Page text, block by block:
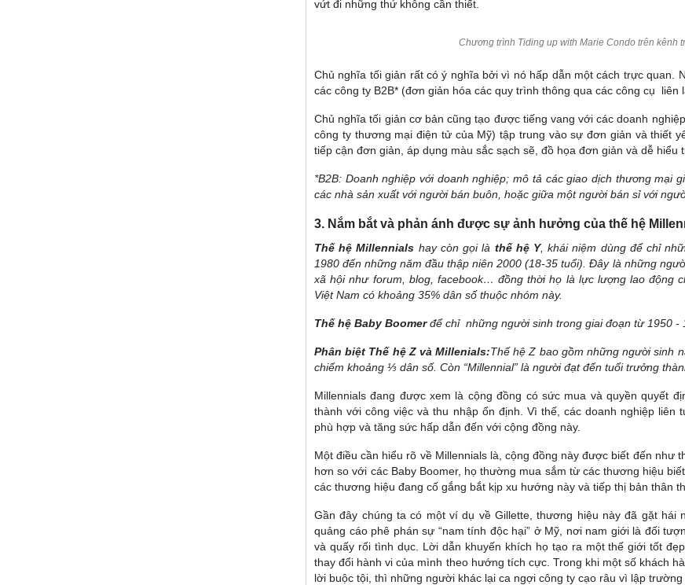
vứt đi những thứ không cần thiết.
Chương trình Tiding up with Marie Condo trên kênh
Chủ nghĩa tối giản rất có ý nghĩa bởi vì nó hấp dẫn một cách trực quan.
các công ty B2B* (đơn giản hóa các quy trình thông qua các công cụ liên
Chủ nghĩa tối giản cơ bản cũng tạo được tiếng vang với các doanh
công ty thương mại điện tử của Mỹ) tập trung vào sự đơn giản và thiết
tiếp cận đơn giản, áp dụng màu sắc sạch sẽ, đồ họa đơn giản và dễ hiểu
*B2B: Doanh nghiệp với doanh nghiệp; mô tả các giao dịch thương mại
các nhà sản xuất với người bán buôn, hoặc giữa một người bán sỉ với
3. Nắm bắt và phản ánh được sự ảnh hưởng của thế hệ
Thế hệ Millennials hay còn gọi là thế hệ Y, khái niệm dùng để chỉ
1980 đến những năm đầu thập niên 2000 (18-35 tuổi). Đây là những
xã hội như forum, blog, facebook… đồng thời họ là lực lượng lao động
Việt Nam có khoảng 35% dân số thuộc nhóm này.
Thế hệ Baby Boomerđể chỉ những người sinh trong giai đoạn từ 1950 -
Phân biệt Thế hệ Z và Millenials:Thế hệ Z bao gồm những người sinh
chiếm khoảng ⅓ dân số. Còn “Millennial” là người đạt đến tuổi trưởng
Millennials đang được xem là cộng đồng có sức mua và quyền quyết
thành với công việc và thu nhập ổn định. Vì thế, các doanh nghiệp liên
phù hợp và tăng sức hấp dẫn đến với cộng đồng này.
Một điều cần hiểu rõ về Millennials là, cộng đồng này được biết đến như
hơn so với các Baby Boomer, họ thường mua sắm từ các thương hiệu
các thương hiệu đang cố gắng bắt kịp xu hướng này và tiếp thị bản thân
Gần đây chúng ta có một ví dụ về Gillette, thương hiệu này đã gặt hái
quảng cáo phê phán sự “nam tính độc hại” ở Mỹ, nơi nam giới là đối
và quấy rối tình dục. Lời dẫn khuyến khích họ tạo ra một thế giới tốt
thay đổi hành vi của mình theo hướng tích cực. Trong khi một số khách
lời buộc tội, thì những người khác lại ca ngợi công ty cạo râu vì lập trường